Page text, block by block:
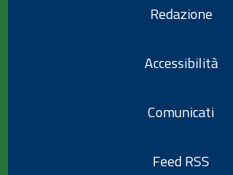
Redazione
Accessibilità
Comunicati
Feed RSS